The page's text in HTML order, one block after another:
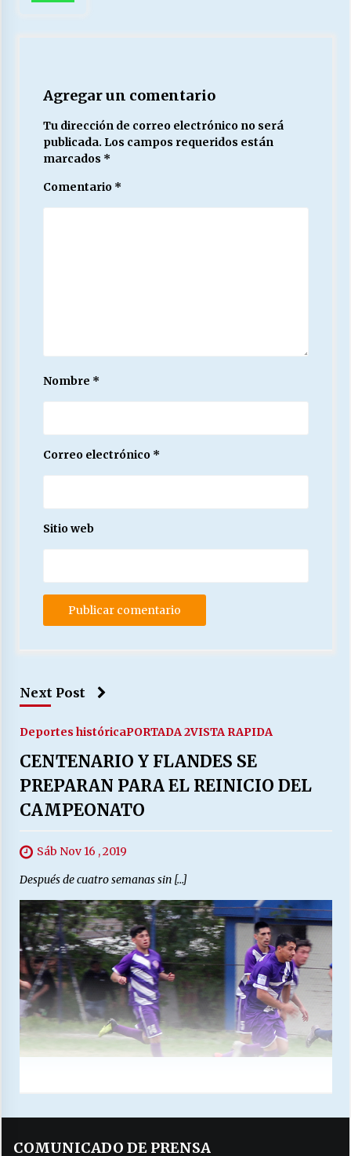
Agregar un comentario
Tu dirección de correo electrónico no será
publicada. Los campos requeridos están
marcados *
Comentario *
Nombre *
Correo electrónico *
Sitio web
Next Post
Deportes históricaPORTADA 2VISTA RAPIDA
CENTENARIO Y FLANDES SE
PREPARAN PARA EL REINICIO DEL
CAMPEONATO
Sáb Nov 16 , 2019
Después de cuatro semanas sin […]
COMUNICADO DE PRENSA